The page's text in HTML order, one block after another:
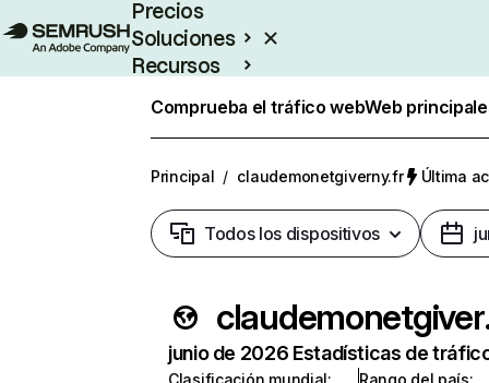
Precios
Soluciones
Recursos
Comprueba el tráfico webWeb
Principal / claudemonetgiverny.fr Última
Todos los dispositivos
junio de 2026 Estadísticas de
Clasificación mundial:
Rango del país: